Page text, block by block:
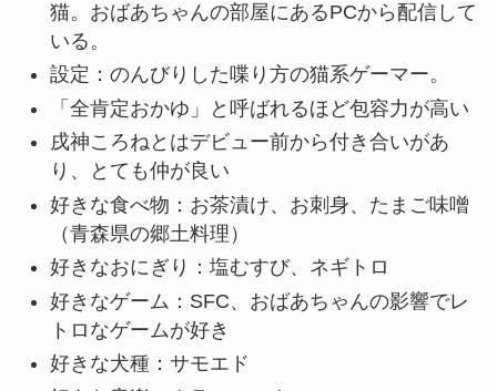
猫。おばあちゃんの部屋にあるPCから配信して
いる。
設定：のんびりした喋り方の猫系ゲーマー。
「全肯定おかゆ」と呼ばれるほど包容力が高い
戌神ころねとはデビュー前から付き合いがあ
り、とても仲が良い
好きな食べ物：お茶漬け、お刺身、たまご味噌
（青森県の郷土料理）
好きなおにぎり：塩むすび、ネギトロ
好きなゲーム：SFC、おばあちゃんの影響でレ
トロなゲームが好き
好きな犬種：サモエド